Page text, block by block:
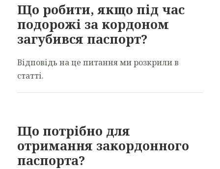
Що робити, якщо під час
подорожі за кордоном
загубився паспорт?
Відповідь на це питання ми розкрили в
статті.
Що потрібно для
отримання закордонного
паспорта?